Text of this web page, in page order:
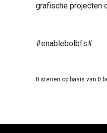
grafische projecten
#enablebolbfs#
0 sterren op basis van 0